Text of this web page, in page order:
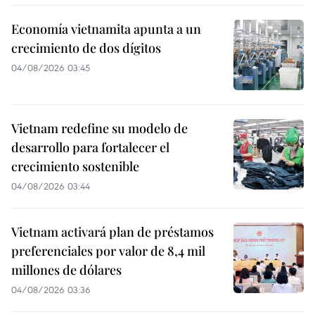
Economía vietnamita apunta a un
crecimiento de dos dígitos
04/08/2026 03:45
Vietnam redefine su modelo de
desarrollo para fortalecer el
crecimiento sostenible
04/08/2026 03:44
Vietnam activará plan de préstamos
preferenciales por valor de 8,4 mil
millones de dólares
04/08/2026 03:36